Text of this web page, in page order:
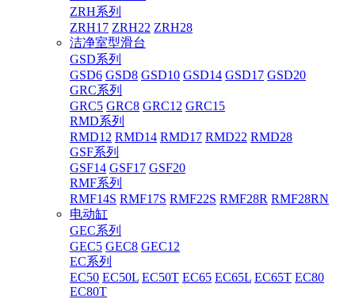
ZRH系列
ZRH17 ZRH22 ZRH28
洁净室型滑台
GSD系列
GSD6 GSD8 GSD10 GSD14 GSD17 GSD20
GRC系列
GRC5 GRC8 GRC12 GRC15
RMD系列
RMD12 RMD14 RMD17 RMD22 RMD28
GSF系列
GSF14 GSF17 GSF20
RMF系列
RMF14S RMF17S RMF22S RMF28R RMF28RN
电动缸
GEC系列
GEC5 GEC8 GEC12
EC系列
EC50 EC50L EC50T EC65 EC65L EC65T EC80
EC80T